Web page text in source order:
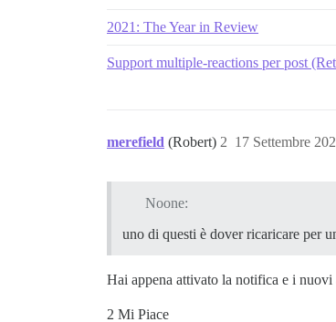
2021: The Year in Review
Support multiple-reactions per post
merefield (Robert) 17 Settembre
2
Noone:
uno di questi è dover ricaricare per
Hai appena attivato la notifica e i
2 Mi Piace